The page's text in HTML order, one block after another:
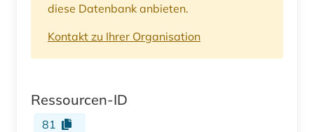
diese Datenbank anbieten.
Kontakt zu Ihrer Organisation
Ressourcen-ID
81